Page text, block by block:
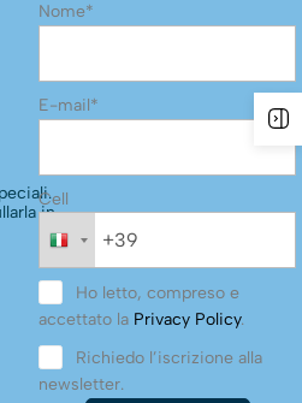
in
Nome*
E-mail*
Cell
Ho letto, compreso e
accettato la Privacy Policy.
Richiedo l’iscrizione alla
newsletter.